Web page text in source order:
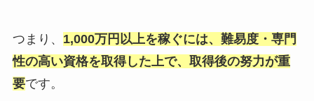
つまり、 1,000万円以上を稼ぐには、難易度・専門
性の高い資格を取得した上で、取得後の努力が重
要です。